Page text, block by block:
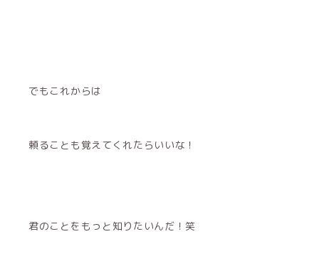
でもこれからは
頼ることも覚えてくれたらいいな！
君のことをもっと知りたいんだ！笑